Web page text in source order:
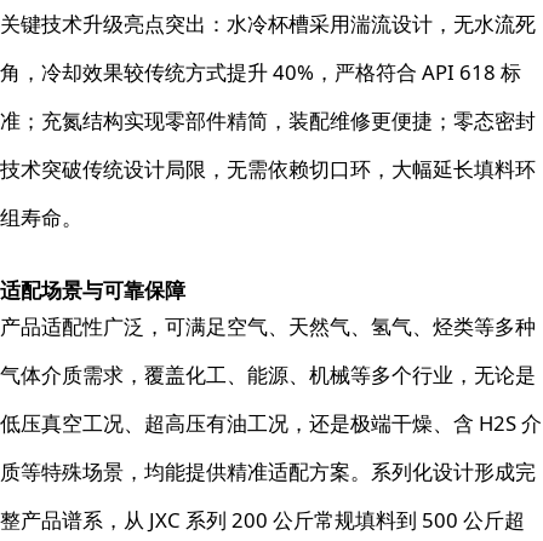
关键技术升级亮点突出：水冷杯槽采用湍流设计，无水流死
角，冷却效果较传统方式提升 40%，严格符合 API 618 标
准；充氮结构实现零部件精简，装配维修更便捷；零态密封
技术突破传统设计局限，无需依赖切口环，大幅延长填料环
组寿命。
适配场景与可靠保障
产品适配性广泛，可满足空气、天然气、氢气、烃类等多种
气体介质需求，覆盖化工、能源、机械等多个行业，无论是
低压真空工况、超高压有油工况，还是极端干燥、含 H2S 介
质等特殊场景，均能提供精准适配方案。系列化设计形成完
整产品谱系，从 JXC 系列 200 公斤常规填料到 500 公斤超